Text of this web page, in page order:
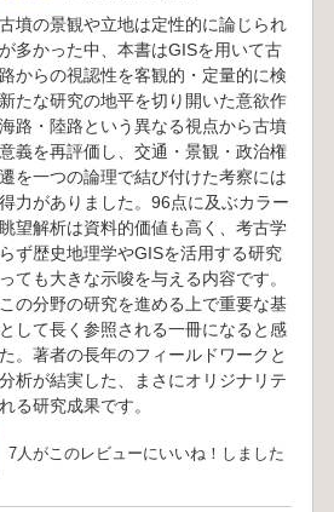
墳の景観や立地は定性的に論じられ
多かった中、本書はGISを用いて古
からの視認性を客観的・定量的に検
たな研究の地平を切り開いた意欲作
路・陸路という異なる視点から古墳
義を再評価し、交通・景観・政治権
を一つの論理で結び付けた考察には
力がありました。96点に及ぶカラー
望解析は資料的価値も高く、考古学
ず歴史地理学やGISを活用する研究
ても大きな示唆を与える内容です。
の分野の研究を進める上で重要な基
して長く参照される一冊になると感
。著者の長年のフィールドワークと
析が結実した、まさにオリジナリテ
る研究成果です。
7人がこのレビューにいいね！しました